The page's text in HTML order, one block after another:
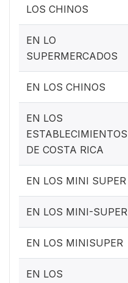
LOS CHINOS
EN LO
SUPERMERCADOS
EN LOS CHINOS
EN LOS
ESTABLECIMIENTOS
DE COSTA RICA
EN LOS MINI SUPER
EN LOS MINI-SUPER
EN LOS MINISUPER
EN LOS